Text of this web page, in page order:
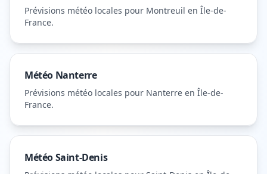
Prévisions météo locales pour Montreuil en Île-de-
France.
Météo Nanterre
Prévisions météo locales pour Nanterre en Île-de-
France.
MétéoSaint-Denis